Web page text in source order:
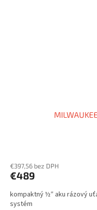
€397,56 bez DPH
€489
kompaktný ½″ aku rázový
systém